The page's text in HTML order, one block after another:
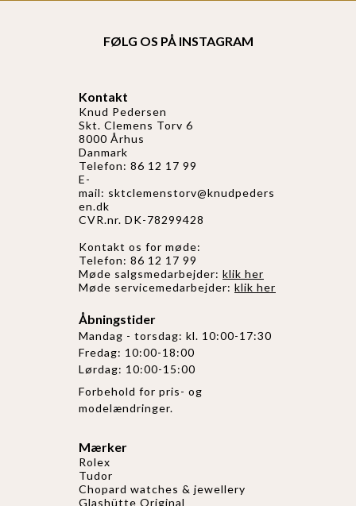
FØLG OS PÅ INSTAGRAM
Kontakt
Knud Pedersen
Skt. Clemens Torv 6
8000 Århus
Danmark
Telefon: 86 12 17 99
E-
mail: sktclemenstorv@knudpeders
en.dk
CVR.nr. DK-78299428
Kontakt os for møde:
Telefon: 86 12 17 99
Møde salgsmedarbejder: klik her
Møde servicemedarbejder: klik her
Åbningstider
Mandag - torsdag: kl. 10:00-17:30
Fredag: 10:00-18:00
Lørdag: 10:00-15:00
Forbehold for pris- og
modelændringer.
Mærker
Rolex
Tudor
Chopard watches & jewellery
Glashütte Original